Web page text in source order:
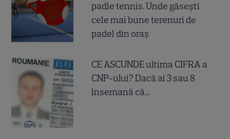
padle tennis. Unde găsești
cele mai bune terenuri de
padel din oraș
CE ASCUNDE ultima CIFRA a
CNP-ului? Dacă ai 3 sau 8
însemană că...